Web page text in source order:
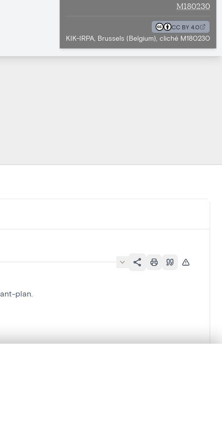
M180230
CC BY 4.0
KIK-IRPA, Brussels (Belgium), cliché M180230
plan.